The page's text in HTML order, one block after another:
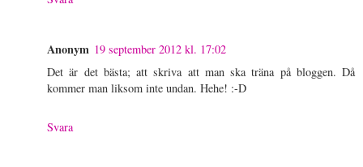
Anonym 19 september 2012 kl. 17:02
Det är det bästa; att skriva att man ska träna på bloggen. Då
kommer man liksom inte undan. Hehe! :-D
Svara